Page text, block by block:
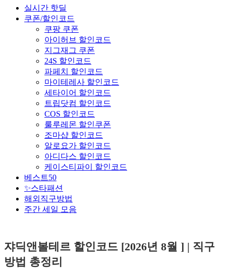
실시간 핫딜
쿠폰/할인코드
쿠팡 쿠폰
아이허브 할인코드
지그재그 쿠폰
24S 할인코드
파페치 할인코드
마이테레사 할인코드
세타이어 할인코드
트립닷컴 할인코드
COS 할인코드
룰루레몬 할인쿠폰
조마샵 할인코드
알로요가 할인코드
아디다스 할인코드
케이스티파이 할인코드
베스트50
✨스타패션
해외직구방법
주간 세일 모음
쟈딕앤볼테르 할인코드 [2026년 8월 ] | 직구
방법 총정리